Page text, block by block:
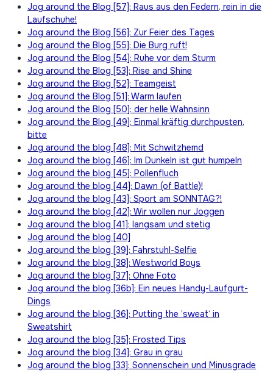
Jog around the Blog [57]: Raus aus den Federn, rein in die
Laufschuhe!
Jog around the Blog [56]: Zur Feier des Tages
Jog around the Blog [55]: Die Burg ruft!
Jog around the Blog [54]: Ruhe vor dem Sturm
Jog around the Blog [53]: Rise and Shine
Jog around the Blog [52]: Teamgeist
Jog around the Blog [51]: Warm laufen
Jog around the Blog [50]: der helle Wahnsinn
Jog around the Blog [49]: Einmal kräftig durchpusten,
bitte
Jog around the blog [48]: Mit Schwitzhemd
Jog around the blog [46]: Im Dunkeln ist gut humpeln
Jog around the blog [45]: Pollenfluch
Jog around the blog [44]: Dawn (of Battle)!
Jog around the blog [43]: Sport am SONNTAG?!
Jog around the blog [42]: Wir wollen nur Joggen
Jog around the blog [41]: langsam und stetig
Jog around the blog [40]
Jog around the blog [39]: Fahrstuhl-Selfie
Jog around the blog [38]: Westworld Boys
Jog around the blog [37]: Ohne Foto
Jog around the blog [36b]: Ein neues Handy-Laufgurt-
Dings
Jog around the blog [36]: Putting the ’sweat‘ in
Sweatshirt
Jog around the blog [35]: Frosted Tips
Jog around the blog [34]: Grau in grau
Jog around the blog [33]: Sonnenschein und Minusgrade